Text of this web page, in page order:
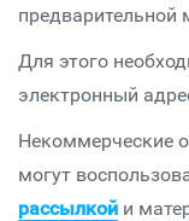
предварительной
Для этого
электронный
Некоммерческие
могут
рассылкой и